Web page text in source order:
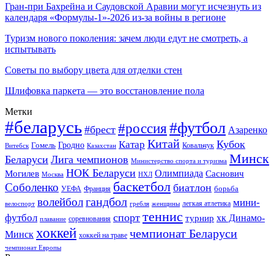
Гран-при Бахрейна и Саудовской Аравии могут исчезнуть из
календаря «Формулы-1»-2026 из-за войны в регионе
Туризм нового поколения: зачем люди едут не смотреть, а
испытывать
Советы по выбору цвета для отделки стен
Шлифовка паркета — это восстановление пола
Метки
#беларусь #брест #россия#футбол Азаренко
Витебск Гомель Гродно Казахстан Катар Китай Ковальчук Кубок
Беларуси Лига чемпионов Министерство спорта и туризма Минск
Могилев Москва НОК Беларуси НХЛ Олимпиада Саснович
Соболенко УЕФА Франция баскетбол биатлон борьба
велоспорт волейболгандбол гребля женщины легкая атлетика мини-
футбол плавание соревнования спорт теннис турнир хк Динамо-
Минск хоккей хоккей на траве чемпионат Беларуси
чемпионат Европы